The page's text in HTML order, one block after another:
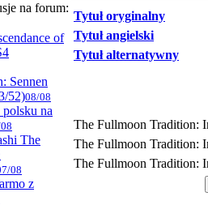
na forum:
of
Sennen
52)08/08
na
The
08
z
Tytuł oryginalny
Tytuł angielski
Tytuł alternatywny
The Fullmoon Tradition:
The Fullmoon Tradition:
The Fullmoon Tradition: